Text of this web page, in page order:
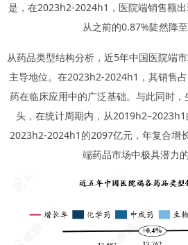
是，在2023h2-2024h1，医院端销售额
从之前的0.87%陡然降至
从药品类型结构分析，近5年中国医院端
主导地位。在2023h2-2024h1，其销售
药在临床应用中的广泛基础。与此同时
头，在统计周期内，从
2023h2-2024h1的2097亿元，年复合增
端药品市场中极具潜力的